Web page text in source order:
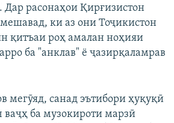
Дар расонаҳои Қирғизистон
ки аз они Тоҷикистон
қитъаи роҳ амалан ноҳияи
ба "анклав" ё ҷазирқаламрав
мегӯяд, санад эътибори ҳуқуқӣ
ваҷҳ ба музокироти марзӣ